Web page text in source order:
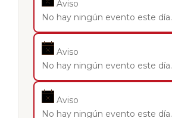
Aviso
No hay ningún evento este día.
Aviso
No hay ningún evento este día.
Aviso
No hay ningún evento este día.